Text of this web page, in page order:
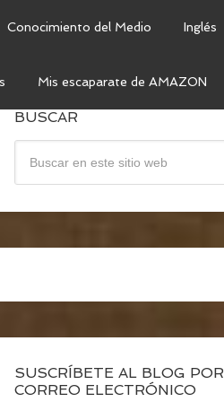
Conocimiento del Medio Inglés
Mis escaparate de AMAZON
BUSCAR
SUSCRÍBETE AL BLOG POR
CORREO ELECTRÓNICO